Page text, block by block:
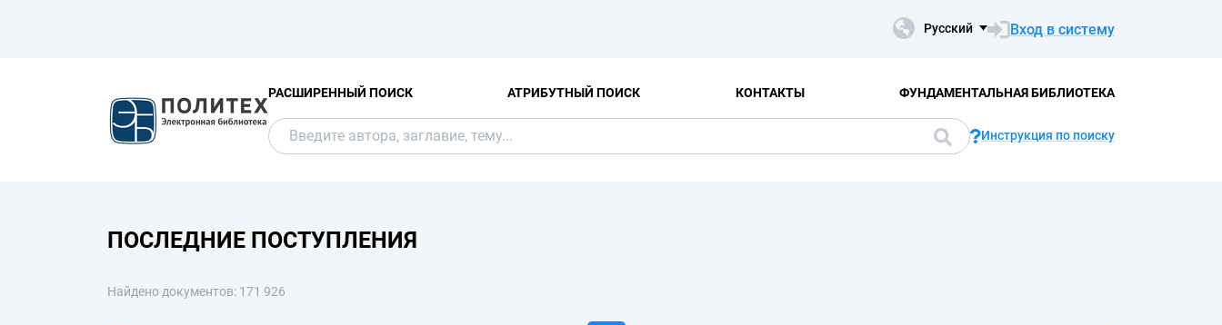
Русский Вход в систему
РАСШИРЕННЫЙ ПОИСК АТРИБУТНЫЙ ПОИСК КОНТАКТЫ ФУНДАМЕНТАЛЬНАЯ БИБЛИОТЕКА
Инструкция по поиску
ПОСЛЕДНИЕ ПОСТУПЛЕНИЯ
Найдено документов: 171 926